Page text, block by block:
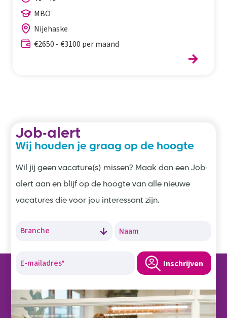
MBO
Nijehaske
€2650 - €3100 per maand
Job-alert
Wij houden je graag op de hoogte
Wil jij geen vacature(s) missen? Maak dan een Job-
alert aan en blijf op de hoogte van alle nieuwe
vacatures die voor jou interessant zijn.
Inschrijven